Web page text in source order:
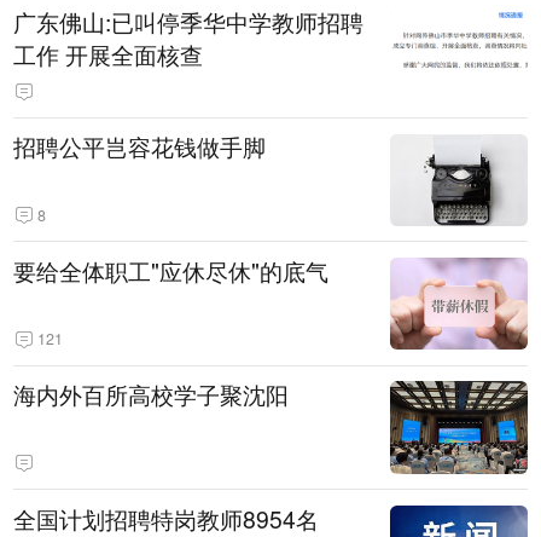
广东佛山:已叫停季华中学教师招聘
工作 开展全面核查
招聘公平岂容花钱做手脚
8
要给全体职工"应休尽休"的底气
121
海内外百所高校学子聚沈阳
全国计划招聘特岗教师8954名